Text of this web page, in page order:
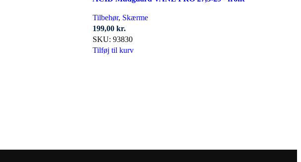
Tilbehør, Skærme
199,00 kr.
SKU: 93830
Tilføj til kurv